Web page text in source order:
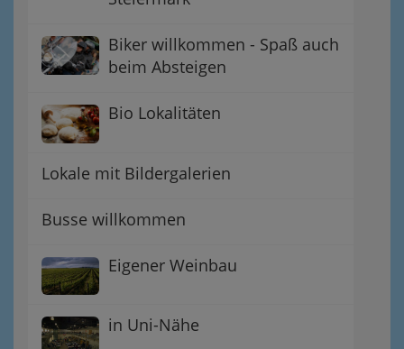
Biker willkommen - Spaß auch
beim Absteigen
Bio Lokalitäten
Lokale mit Bildergalerien
Busse willkommen
Eigener Weinbau
in Uni-Nähe